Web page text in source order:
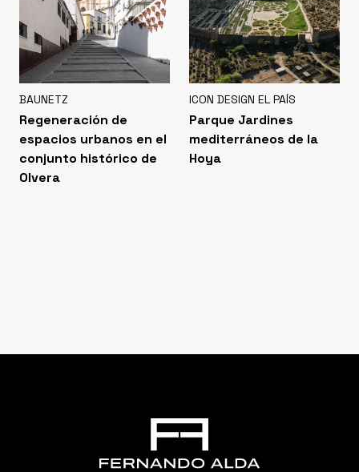
BAUNETZ
Regeneración de
espacios urbanos en el
conjunto histórico de
Olvera
ICON DESIGN EL PAÍS
Parque Jardines
mediterráneos de la
Hoya